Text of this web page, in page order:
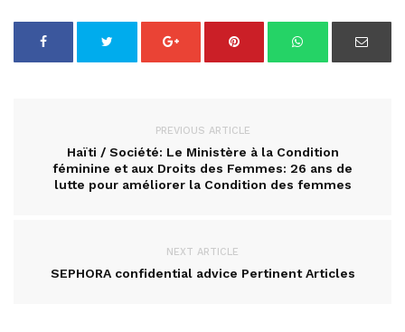
PREVIOUS ARTICLE
Haïti / Société: Le Ministère à la Condition
féminine et aux Droits des Femmes: 26 ans de
lutte pour améliorer la Condition des femmes
NEXT ARTICLE
SEPHORA confidential advice Pertinent Articles